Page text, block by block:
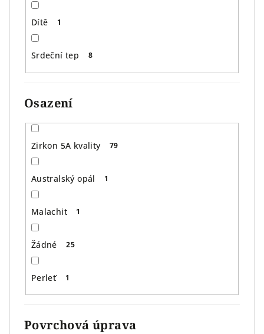
Dítě 1
Srdeční tep 8
Osazení
Zirkon 5A kvality 79
Australský opál 1
Malachit 1
Žádné 25
Perleť 1
Povrchová úprava